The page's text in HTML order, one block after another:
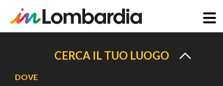
principale
CERCA IL TUO LUOGO
DOVE